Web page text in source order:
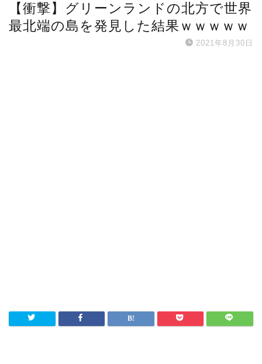
【衝撃】グリーンランドの北方で世界
最北端の島を発見した結果ｗｗｗｗｗ
2021年8月30日